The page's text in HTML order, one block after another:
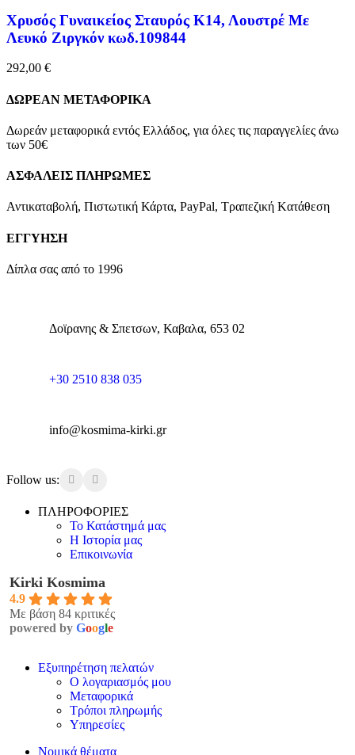
Xρυσός Γυναικείος Σταυρός Κ14, Λουστρέ Με
Λευκό Ζιργκόν κωδ.109844
292,00 €
ΔΩΡΕΑΝ ΜΕΤΑΦΟΡΙΚΑ
Δωρεάν μεταφορικά εντός Ελλάδος, για όλες τις παραγγελίες άνω
των 50€
ΑΣΦΑΛΕΙΣ ΠΛΗΡΩΜΕΣ
Αντικαταβολή, Πιστωτική Κάρτα, PayPal, Τραπεζική Kατάθεση
ΕΓΓΥΗΣΗ
Δίπλα σας από το 1996
Δοϊρανης & Σπετσων, Καβαλα, 653 02
+30 2510 838 035
info@kosmima-kirki.gr
Follow us:
ΠΛΗΡΟΦΟΡΙΕΣ
Το Κατάστημά μας
Η Ιστορία μας
Επικοινωνία
Kirki Kosmima
4.9
Με βάση 84 κριτικές
powered by Google
Εξυπηρέτηση πελατών
Ο λογαριασμός μου
Μεταφορικά
Τρόποι πληρωμής
Υπηρεσίες
Νομικά θέματα